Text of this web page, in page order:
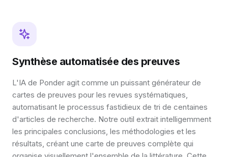
Synthèse automatisée des preuves
L'IA de Ponder agit comme un puissant générateur de
cartes de preuves pour les revues systématiques,
automatisant le processus fastidieux de tri de centaines
d'articles de recherche. Notre outil extrait intelligemment
les principales conclusions, les méthodologies et les
résultats, créant une carte de preuves complète qui